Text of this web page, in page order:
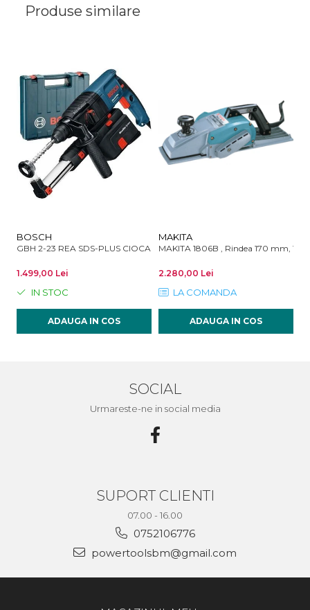
Produse similare
BOSCH
GBH 2-23 REA SDS-PLUS CIOCAN ROTOPERCUTOR 2.3J 710W
1.499,00 Lei
IN STOC
ADAUGA IN COS
MAKITA
MAKITA 1806B , Rindea 170 mm,
2.280,00 Lei
LA COMANDA
ADAUGA IN COS
SOCIAL
Urmareste-ne in social media
SUPORT CLIENTI
07.00 - 16.00
0752106776
powertoolsbm@gmail.com